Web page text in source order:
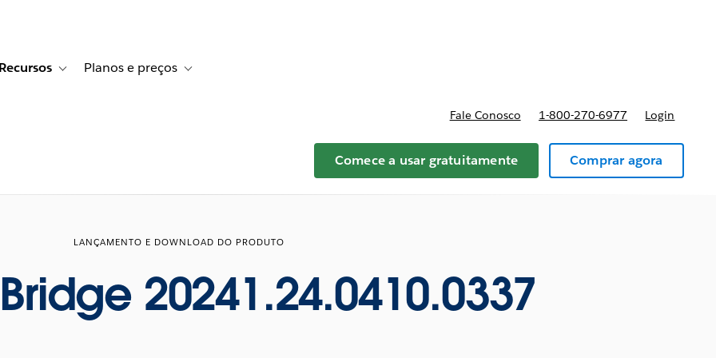
Histórias de clientes
sub-navigation for Soluções
Recursos Toggle sub-navigation for Recursos
Planos e preços Toggle sub-navigation for Planos e preços
Fale Conosco 1-800-270-6977 Login
Comece a usar gratuitamente Comprar agora
LANÇAMENTO E DOWNLOAD DO PRODUTO
20241.24.0410.0337